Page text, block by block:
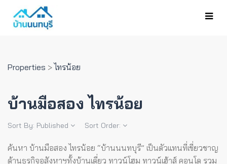
Properties >ไทรน้อย
บ้านมือสอง ไทรน้อย
Sort By: Published Sort Order:
ค้นหา บ้านมือสอง ไทรน้อย “บ้านนนทบุรี” เป็นตัวแทนที่เชี่ยวชาญ
ด้านธุรกิจอสังหาฯทั้งบ้านเดี่ยว ทาวน์โฮม ทาวน์เฮ้าส์ คอนโด รวม